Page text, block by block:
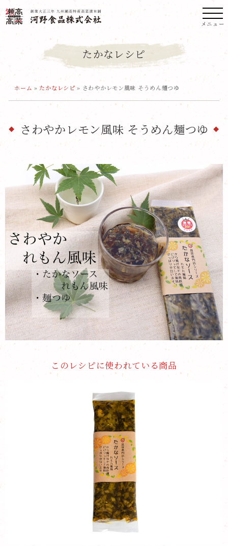
メニュー
たかなレシピ
ホーム » たかなレシピ » さわやかレモン風味 そうめん麺つゆ
さわやかレモン風味 そうめん麺つゆ
このレシピに使われている商品